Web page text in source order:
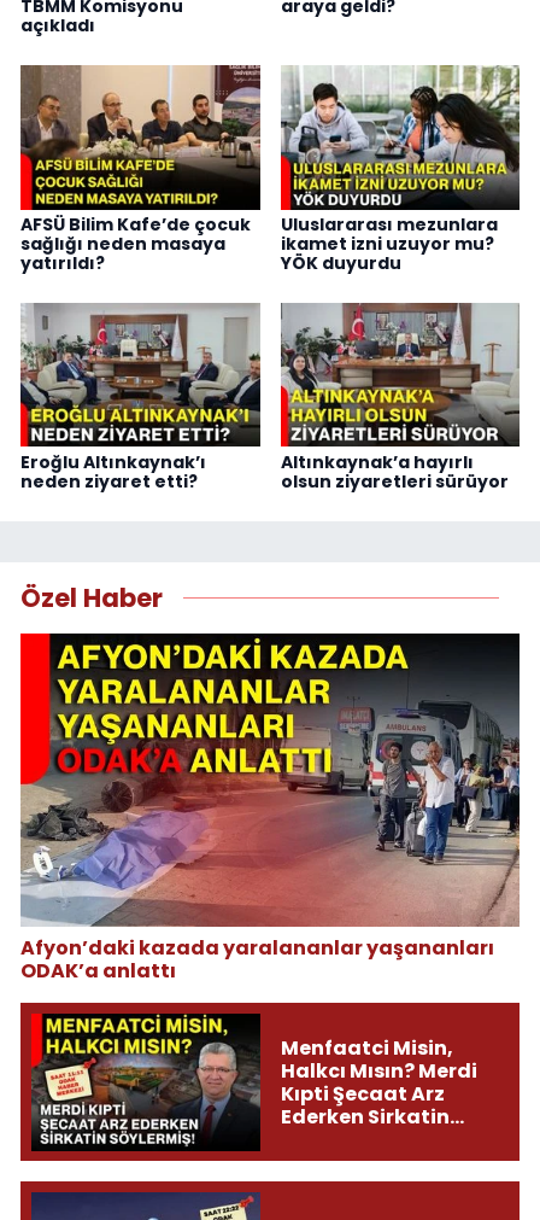
TBMM Komisyonu
açıkladı
araya geldi?
AFSÜ Bilim Kafe’de çocuk
sağlığı neden masaya
yatırıldı?
Uluslararası mezunlara
ikamet izni uzuyor mu?
YÖK duyurdu
Eroğlu Altınkaynak’ı
neden ziyaret etti?
Altınkaynak’a hayırlı
olsun ziyaretleri sürüyor
Özel Haber
Afyon’daki kazada yaralananlar yaşananları
ODAK’a anlattı
Menfaatci Misin,
Halkcı Mısın? Merdi
Kıpti Şecaat Arz
Ederken Sirkatin